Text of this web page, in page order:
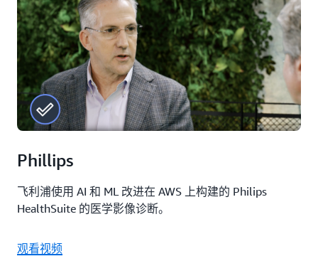
Phillips
飞利浦使用 AI 和 ML 改进在 AWS 上构建的 Philips
HealthSuite 的医学影像诊断。
观看视频